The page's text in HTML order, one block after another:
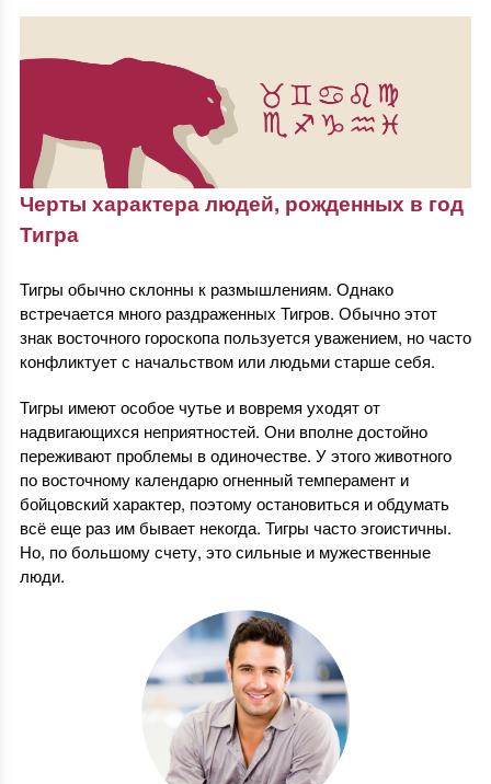
Черты характера людей, рожденных в год
Тигра
Тигры обычно склонны к размышлениям. Однако
встречается много раздраженных Тигров. Обычно этот
знак восточного гороскопа пользуется уважением, но часто
конфликтует с начальством или людьми старше себя.
Тигры имеют особое чутье и вовремя уходят от
надвигающихся неприятностей. Они вполне достойно
переживают проблемы в одиночестве. У этого животного
по восточному календарю огненный темперамент и
бойцовский характер, поэтому остановиться и обдумать
всё еще раз им бывает некогда. Тигры часто эгоистичны.
Но, по большому счету, это сильные и мужественные
люди.